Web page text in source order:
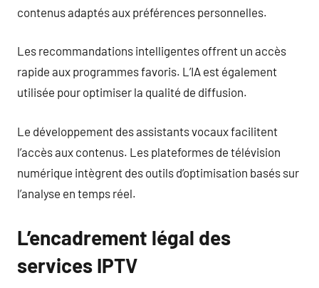
contenus adaptés aux préférences personnelles.
Les recommandations intelligentes offrent un accès
rapide aux programmes favoris. L’IA est également
utilisée pour optimiser la qualité de diffusion.
Le développement des assistants vocaux facilitent
l’accès aux contenus. Les plateformes de télévision
numérique intègrent des outils d’optimisation basés sur
l’analyse en temps réel.
L’encadrement légal des
services IPTV